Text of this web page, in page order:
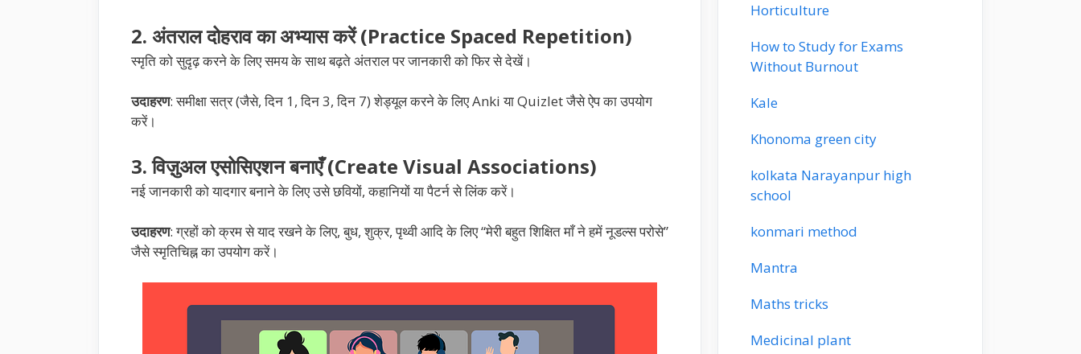
2. अंतराल दोहराव का अभ्यास करें (Practice Spaced Repetition)
स्मृति को सुदृढ़ करने के लिए समय के साथ बढ़ते अंतराल पर जानकारी को फिर से देखें।
उदाहरण: समीक्षा सत्र (जैसे, दिन 1, दिन 3, दिन 7) शेड्यूल करने के लिए Anki या Quizlet जैसे ऐप का उपयोग
करें।
3. विज़ुअल एसोसिएशन बनाएँ (Create Visual Associations)
नई जानकारी को यादगार बनाने के लिए उसे छवियों, कहानियों या पैटर्न से लिंक करें।
उदाहरण: ग्रहों को क्रम से याद रखने के लिए, बुध, शुक्र, पृथ्वी आदि के लिए “मेरी बहुत शिक्षित माँ ने हमें नूडल्स परोसे”
जैसे स्मृतिचिह्न का उपयोग करें।
Horticulture
How to Study for Exams
Without Burnout
Kale
Khonoma green city
kolkata Narayanpur high
school
konmari method
Mantra
Maths tricks
Medicinal plant